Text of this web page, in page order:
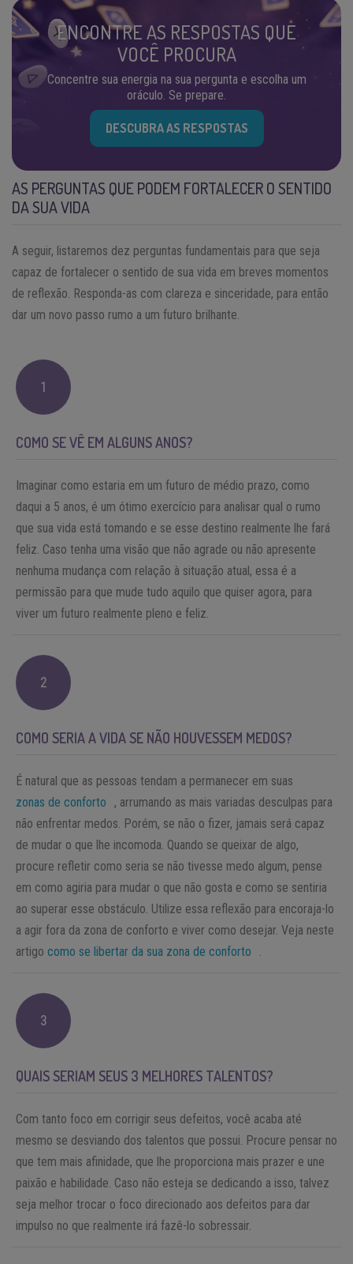
ENCONTRE AS RESPOSTAS QUE
VOCÊ PROCURA
Concentre sua energia na sua pergunta e escolha um
oráculo. Se prepare.
DESCUBRA AS RESPOSTAS
AS PERGUNTAS QUE PODEM FORTALECER O SENTIDO
DA SUA VIDA
A seguir, listaremos dez perguntas fundamentais para que seja
capaz de fortalecer o sentido de sua vida em breves momentos
de reflexão. Responda-as com clareza e sinceridade, para então
dar um novo passo rumo a um futuro brilhante.
1
COMO SE VÊ EM ALGUNS ANOS?
Imaginar como estaria em um futuro de médio prazo, como
daqui a 5 anos, é um ótimo exercício para analisar qual o rumo
que sua vida está tomando e se esse destino realmente lhe fará
feliz. Caso tenha uma visão que não agrade ou não apresente
nenhuma mudança com relação à situação atual, essa é a
permissão para que mude tudo aquilo que quiser agora, para
viver um futuro realmente pleno e feliz.
2
COMO SERIA A VIDA SE NÃO HOUVESSEM MEDOS?
É natural que as pessoas tendam a permanecer em suas
zonas de conforto
, arrumando as mais variadas desculpas para
não enfrentar medos. Porém, se não o fizer, jamais será capaz
de mudar o que lhe incomoda. Quando se queixar de algo,
procure refletir como seria se não tivesse medo algum, pense
em como agiria para mudar o que não gosta e como se sentiria
ao superar esse obstáculo. Utilize essa reflexão para encoraja-lo
a agir fora da zona de conforto e viver como desejar. Veja neste
artigo como se libertar da sua zona de conforto
3
QUAIS SERIAM SEUS 3 MELHORES TALENTOS?
Com tanto foco em corrigir seus defeitos, você acaba até
mesmo se desviando dos talentos que possui. Procure pensar no
que tem mais afinidade, que lhe proporciona mais prazer e une
paixão e habilidade. Caso não esteja se dedicando a isso, talvez
seja melhor trocar o foco direcionado aos defeitos para dar
impulso no que realmente irá fazê-lo sobressair.